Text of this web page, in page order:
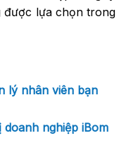
được lựa chọn trong
lý nhân viên bạn
nghiệp iBom